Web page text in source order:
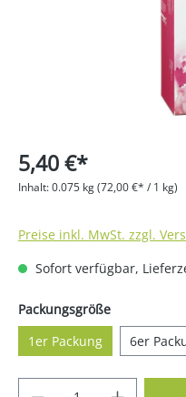
5,40 €*
Inhalt:0.075 kg(72,00 €* / 1 kg)
Preise inkl. MwSt. zzgl.
Sofort verfügbar,
Packungsgrößeauswählen
1er Packung
6er
Produkt Anzahl: